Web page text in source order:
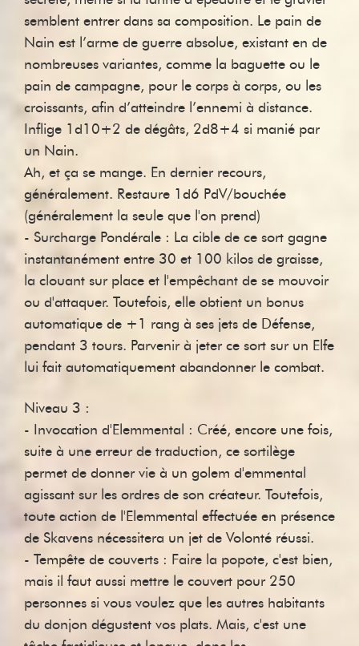
semblent entrer dans sa composition. Le pain de
Nain est l’arme de guerre absolue, existant en de
nombreuses variantes, comme la baguette ou le
pain de campagne, pour le corps à corps, ou les
croissants, afin d’atteindre l’ennemi à distance.
Inflige 1d10+2 de dégâts, 2d8+4 si manié par
un Nain.
Ah, et ça se mange. En dernier recours,
généralement. Restaure 1d6 PdV/bouchée
(généralement la seule que l'on prend)
- Surcharge Pondérale : La cible de ce sort gagne
instantanément entre 30 et 100 kilos de graisse,
la clouant sur place et l'empêchant de se mouvoir
ou d'attaquer. Toutefois, elle obtient un bonus
automatique de +1 rang à ses jets de Défense,
pendant 3 tours. Parvenir à jeter ce sort sur un Elfe
lui fait automatiquement abandonner le combat.
Niveau 3 :
- Invocation d'Elemmental : Créé, encore une fois,
suite à une erreur de traduction, ce sortilège
permet de donner vie à un golem d'emmental
agissant sur les ordres de son créateur. Toutefois,
toute action de l'Elemmental effectuée en présence
de Skavens nécessitera un jet de Volonté réussi.
- Tempête de couverts : Faire la popote, c'est bien,
mais il faut aussi mettre le couvert pour 250
personnes si vous voulez que les autres habitants
du donjon dégustent vos plats. Mais, c'est une